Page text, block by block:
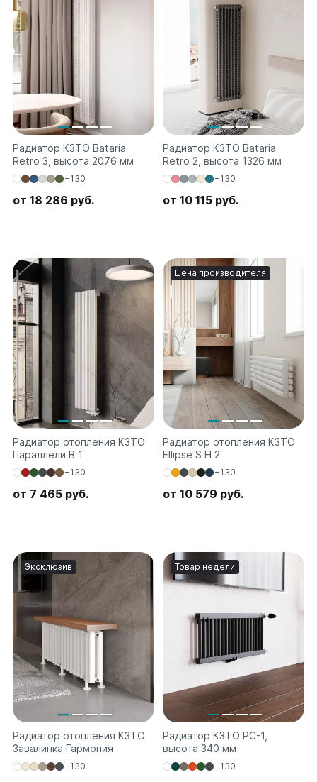
Радиатор КЗТО Bataria
Retro 3, высота 2076 мм
+130
от 18 286 руб.
Радиатор КЗТО Bataria
Retro 2, высота 1326 мм
+130
от 10 115 руб.
Радиатор отопления КЗТО
Параллели В 1
+130
от 7 465 руб.
Цена производителя
Радиатор отопления КЗТО
Ellipse S H 2
+130
от 10 579 руб.
Эксклюзив
Радиатор отопления КЗТО
Завалинка Гармония
+130
Товар недели
Радиатор КЗТО РС-1,
высота 340 мм
+130